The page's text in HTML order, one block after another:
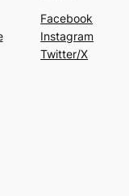
Facebook
Instagram
Twitter/X